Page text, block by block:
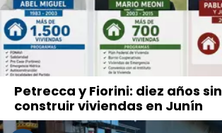
Petrecca y Fiorini: diez años sin
construir viviendas en Junín